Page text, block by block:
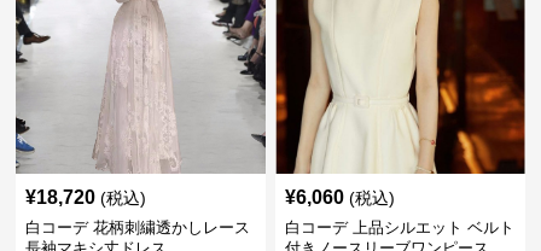
¥18,720 (税込)
白コーデ 花柄刺繍透かしレース
¥6,060 (税込)
白コーデ 上品シルエット ベルト